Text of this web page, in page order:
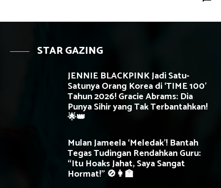
STAR GAZING
JENNIE BLACKPINK Jadi Satu-
Satunya Orang Korea di ‘TIME 100’
Tahun 2026! Gracie Abrams: Dia
Punya Sihir yang Tak Terbantahkan!
🌟👑
Mulan Jameela ‘Meledak’! Bantah
Tegas Tudingan Rendahkan Guru:
“Itu Hoaks Jahat, Saya Sangat
Hormat!” 🚫👩‍🏫